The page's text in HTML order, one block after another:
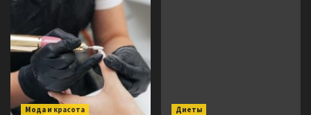
Мода и красота Диеты